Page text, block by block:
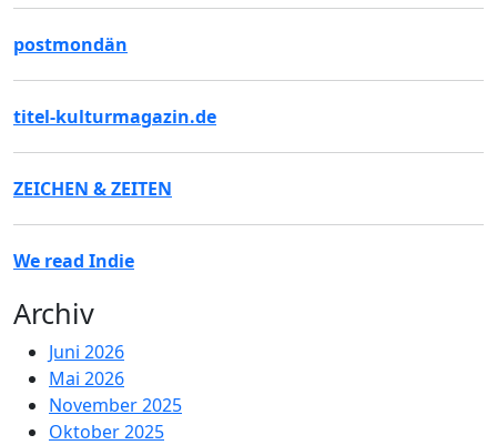
postmondän
titel-kulturmagazin.de
ZEICHEN & ZEITEN
We read Indie
Archiv
Juni 2026
Mai 2026
November 2025
Oktober 2025